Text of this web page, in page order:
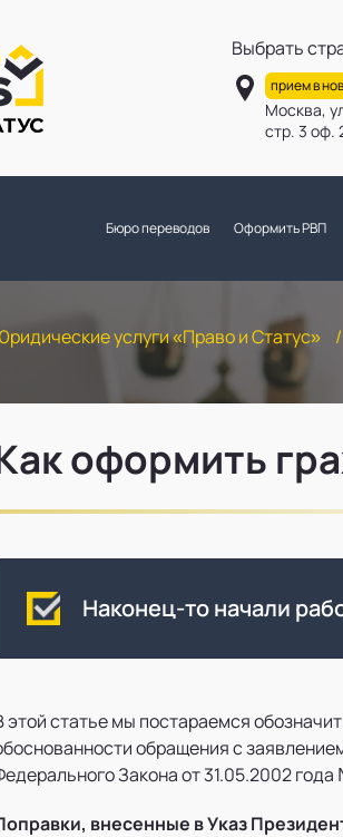
Выбрать
прием в
Москва,
стр. 3 оф.
Бюро переводов Оформить РВП
услуги «Право и Статус» /
оформить
Наконец-то начали
этой статье мы постараемся
обращения с
Закона от 31.05.2002
внесенные в Указ